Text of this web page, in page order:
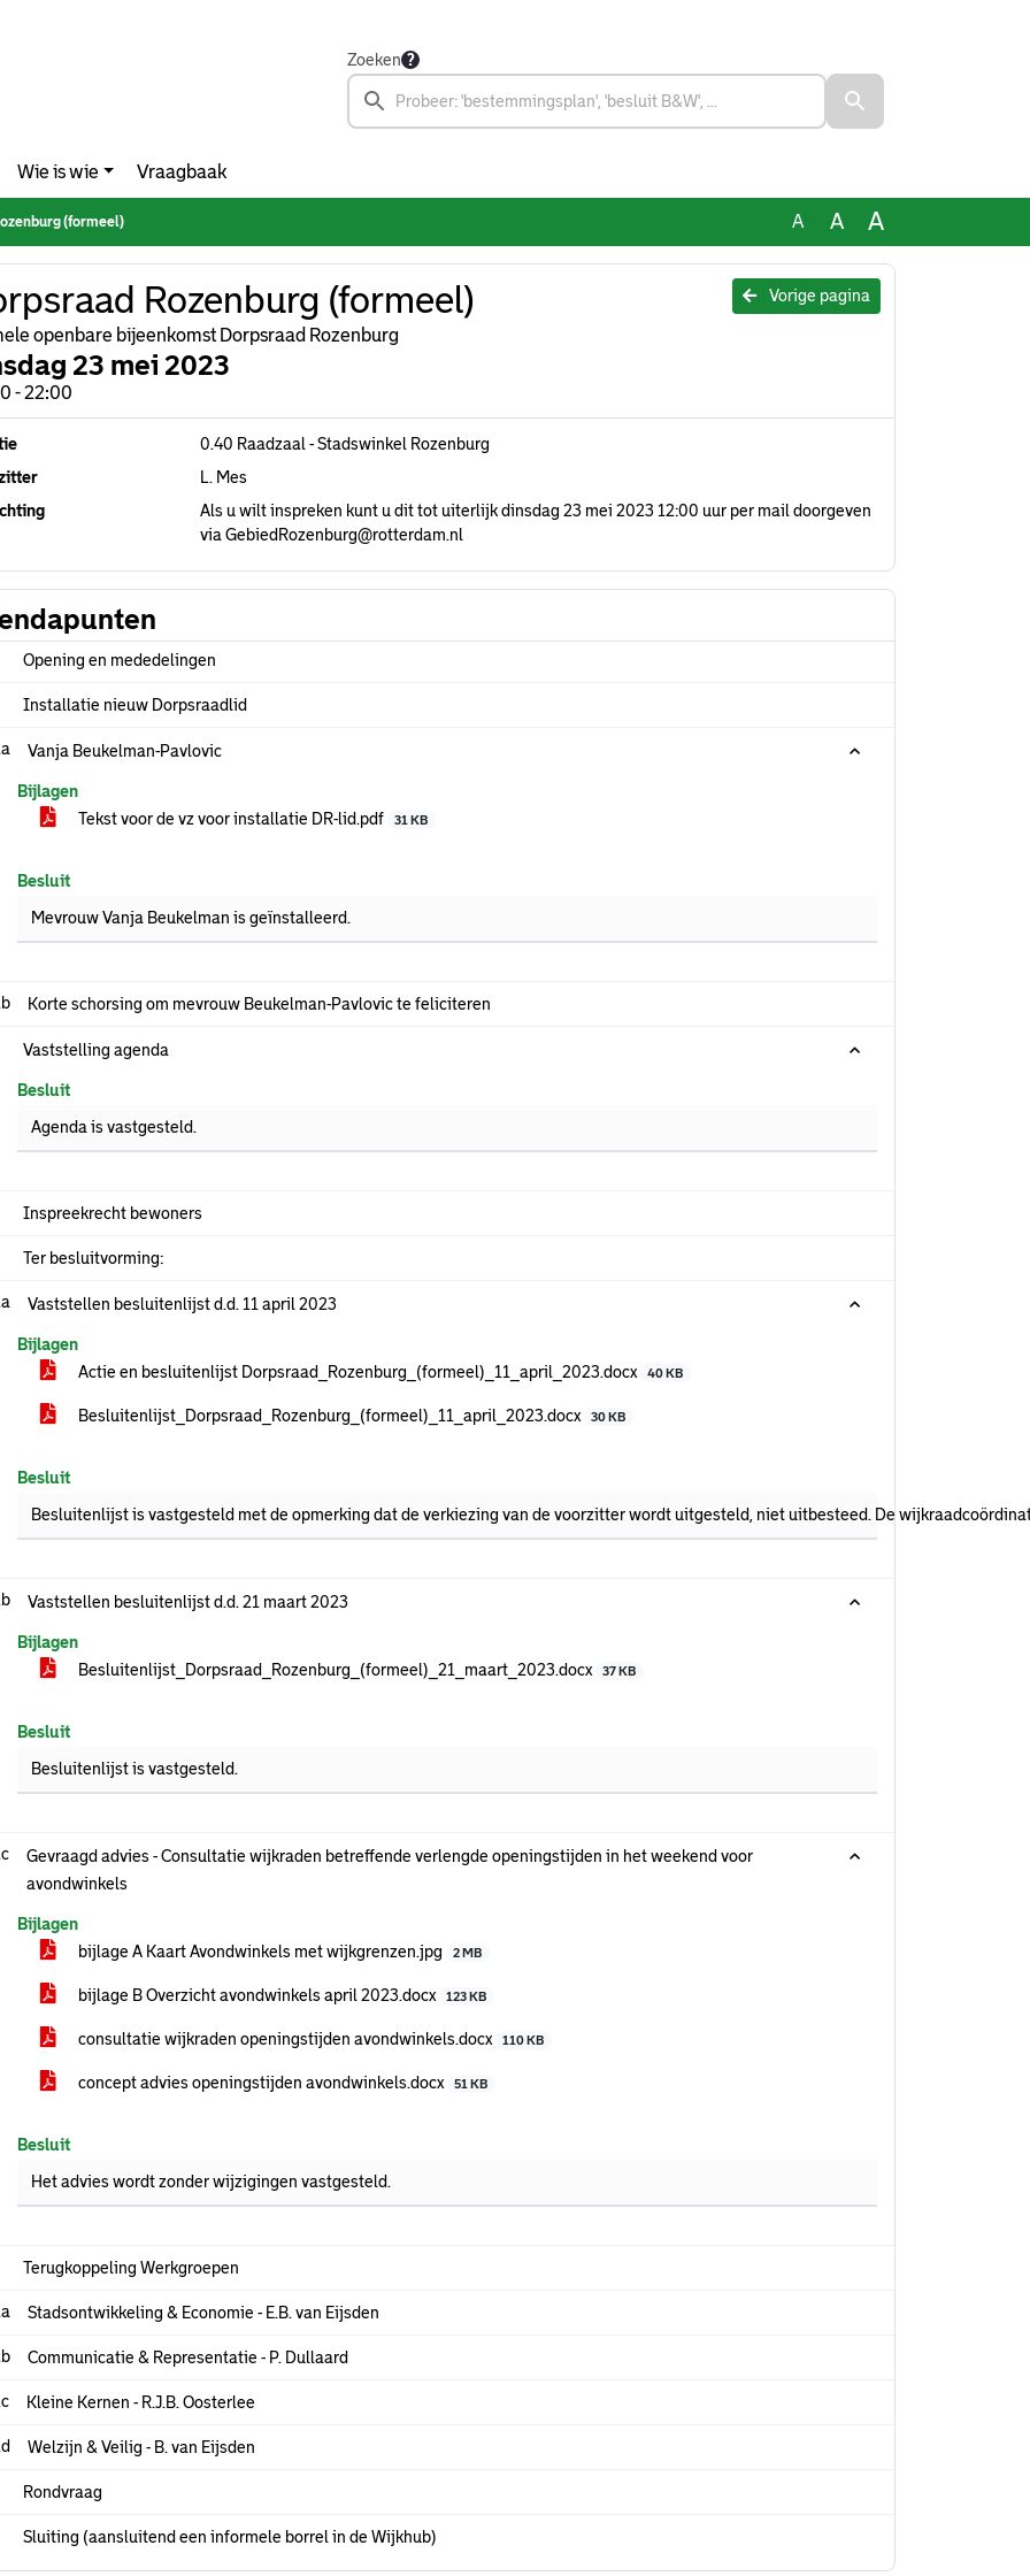
Zoeken
Wie is wie Vraagbaak
(formeel) A A A
Vorige pagina
Rozenburg (formeel)
openbare bijeenkomst Dorpsraad Rozenburg
23 mei 2023
- 22:00
0.40 Raadzaal - Stadswinkel Rozenburg
L. Mes
Als u wilt inspreken kunt u dit tot uiterlijk dinsdag 23 mei 2023 12:00 uur per mail doorgeven
via GebiedRozenburg@rotterdam.nl
Opening en mededelingen
Installatie nieuw Dorpsraadlid
Vanja Beukelman-Pavlovic
Bijlagen
Tekst voor de vz voor installatie DR-lid.pdf
31 KB
Besluit
Mevrouw Vanja Beukelman is geïnstalleerd.
Korte schorsing om mevrouw Beukelman-Pavlovic te feliciteren
Vaststelling agenda
Besluit
Agenda is vastgesteld.
Inspreekrecht bewoners
Ter besluitvorming:
Vaststellen besluitenlijst d.d. 11 april 2023
Bijlagen
Actie en besluitenlijst Dorpsraad_Rozenburg_(formeel)_11_april_2023.docx
40 KB
Besluitenlijst_Dorpsraad_Rozenburg_(formeel)_11_april_2023.docx 30 KB
Besluit
Besluitenlijst is vastgesteld met de opmerking dat de verkiezing van de voorzitter wordt uitgesteld, niet uitbesteed. De
Vaststellen besluitenlijst d.d. 21 maart 2023
Bijlagen
Besluitenlijst_Dorpsraad_Rozenburg_(formeel)_21_maart_2023.docx
37 KB
Besluit
Besluitenlijst is vastgesteld.
Gevraagd advies - Consultatie wijkraden betreffende verlengde openingstijden in het weekend voor
avondwinkels
Bijlagen
bijlage A Kaart Avondwinkels met wijkgrenzen.jpg
2 MB
bijlage B Overzicht avondwinkels april 2023.docx 123 KB
consultatie wijkraden openingstijden avondwinkels.docx 110 KB
concept advies openingstijden avondwinkels.docx 51 KB
Besluit
Het advies wordt zonder wijzigingen vastgesteld.
Terugkoppeling Werkgroepen
Stadsontwikkeling & Economie - E.B. van Eijsden
Communicatie & Representatie - P. Dullaard
Kleine Kernen - R.J.B. Oosterlee
Welzijn & Veilig - B. van Eijsden
Rondvraag
Sluiting (aansluitend een informele borrel in de Wijkhub)